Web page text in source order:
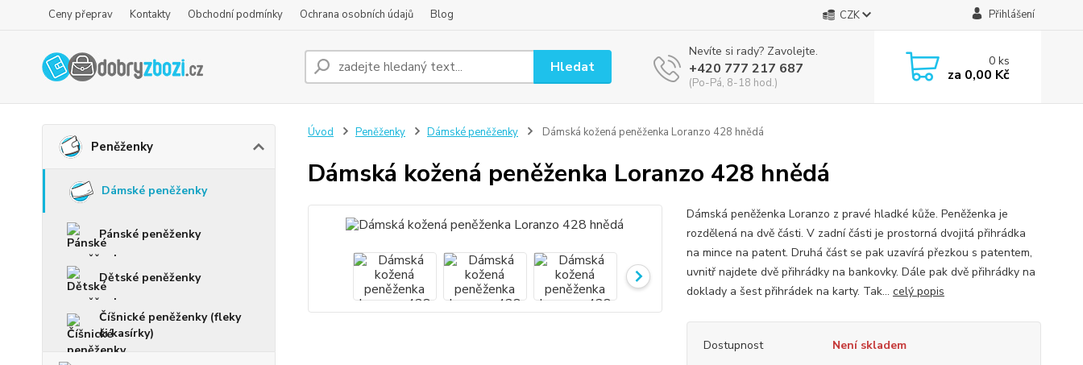
Ceny přeprav Kontakty Obchodní podmínky Ochrana osobních údajů Blog CZK Přihlášení
Hledat
Nevíte si rady? Zavolejte.
+420 777 217 687
(Po-Pá, 8-18 hod.)
0ks
za 0,00 Kč
Peněženky
Dámské peněženky
Pánské peněženky
Dětské peněženky
Číšnické peněženky (fleky
či kasírky)
Úvod Peněženky Dámské peněženky Dámská kožená peněženka Loranzo 428 hnědá
Dámská kožená peněženka Loranzo 428 hnědá
Dámská peněženka Loranzo z pravé hladké kůže. Peněženka je
rozdělená na dvě části. V zadní části je prostorná dvojitá přihrádka
na mince na patent. Druhá část se pak uzavírá přezkou s patentem,
uvnitř najdete dvě přihrádky na bankovky. Dále pak dvě přihrádky na
doklady a šest přihrádek na karty. Tak... celý popis
Dostupnost Není skladem